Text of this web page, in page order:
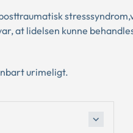
at lidelsen kunne
urimeligt.